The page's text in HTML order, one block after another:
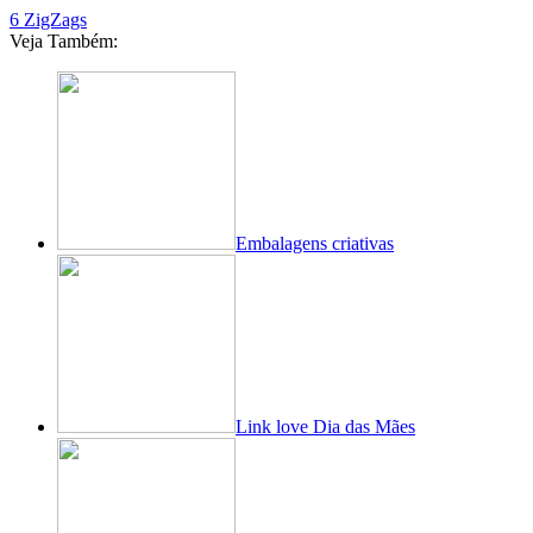
6 ZigZags
Veja Também:
Embalagens criativas
Link love Dia das Mães